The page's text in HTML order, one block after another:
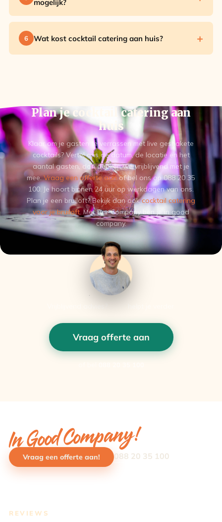
mogelijk?
6 Wat kost cocktail catering aan huis? +
Plan je cocktail catering aan
huis
Klaar om je gasten te verrassen met live geshakete
cocktails? Vertel ons de datum, de locatie en het
aantal gasten, dan denken we vrijblijvend met je
mee.Vraag een offerte aanof bel ons op 088 20 35
100. Je hoort binnen 24 uur op werkdagen van ons.
Plan je een bruiloft? Bekijk dan ookcocktail catering
voor je bruiloft. Met Bar Company ben je in good
company.
Vraag offerte aan
In Good Company!
Vraag een offerte aan! 088 20 35 100
REVIEWS